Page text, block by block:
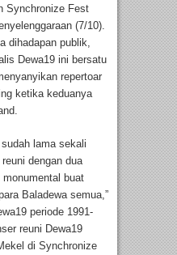
Synchronize Fest
(7/10).
dihadapan publik,
Dewa19 ini bersatu
repertoar
ketika keduanya
lama sekali
dengan dua
buat
Baladewa semua,”
periode 1991-
reuni Dewa19
di Synchronize